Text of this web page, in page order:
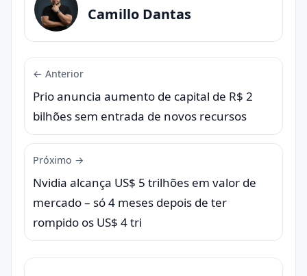
Camillo Dantas
← Anterior
Prio anuncia aumento de capital de R$ 2
bilhões sem entrada de novos recursos
Próximo →
Nvidia alcança US$ 5 trilhões em valor de
mercado – só 4 meses depois de ter
rompido os US$ 4 tri